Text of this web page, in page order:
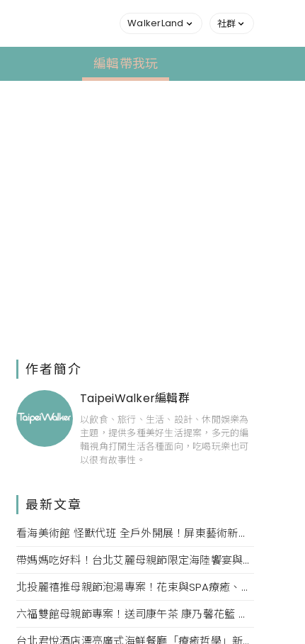
WalkerLand 社群
編輯帶我玩
作者簡介
TaipeiWalker編輯群
以飲食、旅行、生活、設計、休閒娛樂為
主題，提供多種美好生活提案，多元的編
輯視角打開生活各種面向，吃喝玩樂也可
以很有故事性。
最新文章
看海美術館 怪獸代班 全戶外開展！屏東藝術新亮點 網美必拍。
帶媽媽吃好料！台北艾麗母親節限定海陸饗宴與住房專案一次收藏。
北投麗禧推母親節泡湯專案！花束與SPA療癒、甜點同步登場
六福雙館母親節專案！送司康午茶 康乃馨花籃 演唱會票，高鐵78折限量。
台北君悅酒店漂亮廣式海鮮餐廳「療癒哲學」新菜單！每一口都成為心靈的享受。